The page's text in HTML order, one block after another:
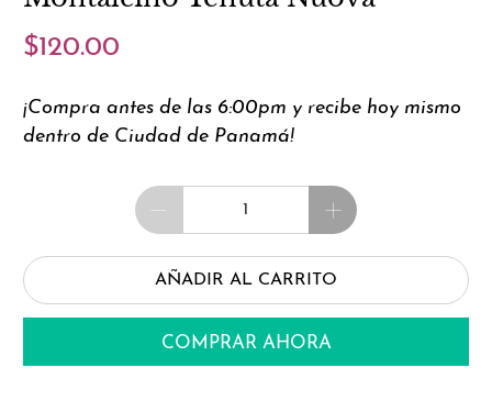
$120.00
¡Compra antes de las 6:00pm y recibe hoy mismo
dentro de Ciudad de Panamá!
Cantidad
AÑADIR AL CARRITO
COMPRAR AHORA